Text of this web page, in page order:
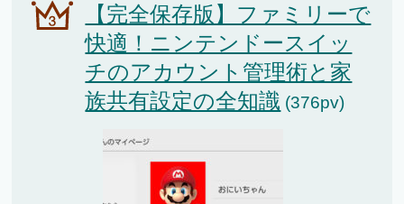
【完全保存版】ファミリーで
快適！ニンテンドースイッ
チのアカウント管理術と家
族共有設定の全知識 (376pv)